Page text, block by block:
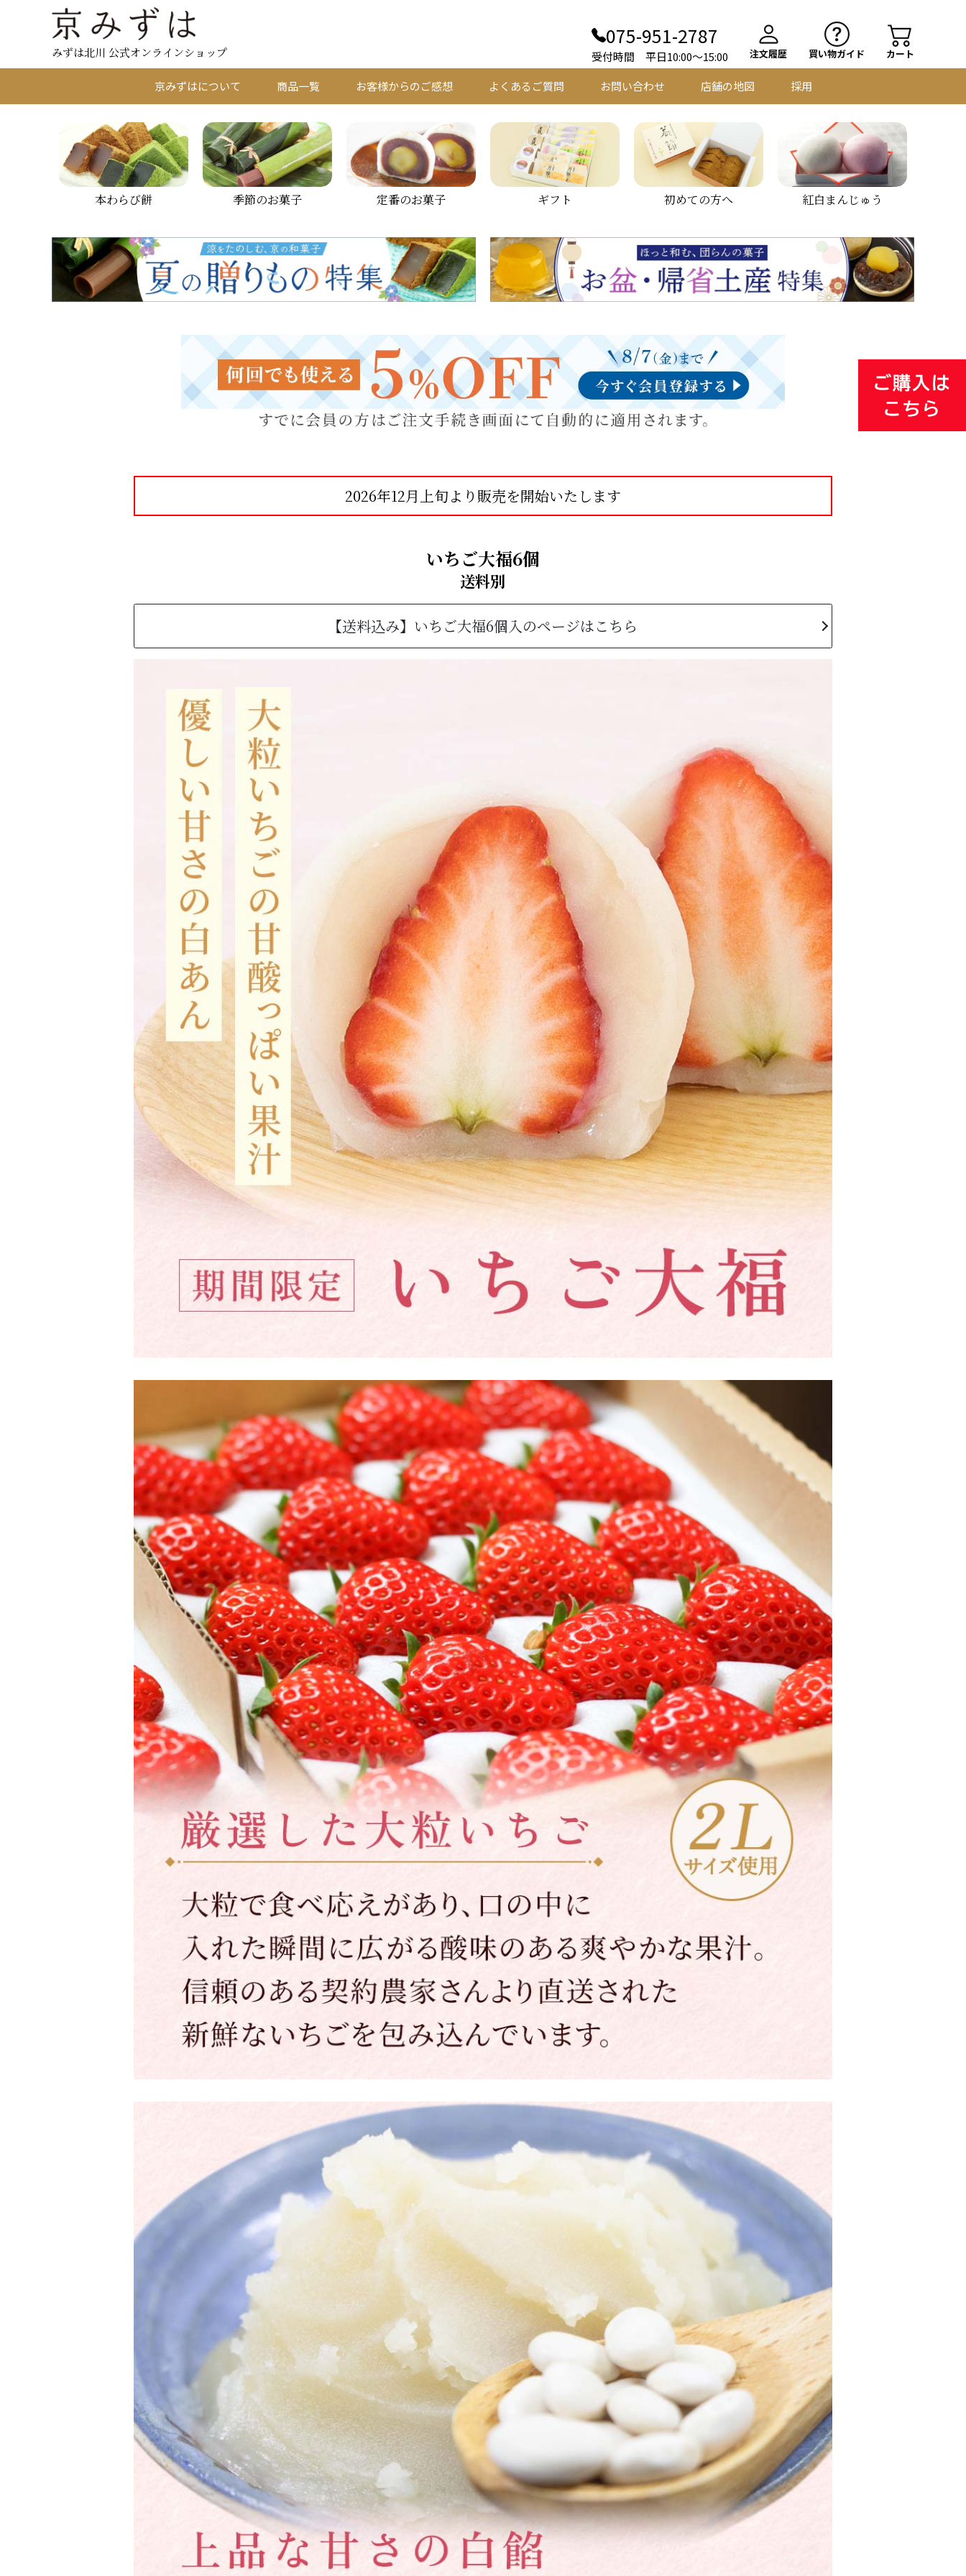
みずは北川 公式オンラインショップ
075-951-2787
受付時間 平日10:00～15:00 注文履歴 買い物ガイド カート
京みずはについて 商品一覧 お客様からのご感想 よくあるご質問 お問い合わせ 店舗の地図 採用
本わらび餅 季節のお菓子 定番のお菓子 ギフト 初めての方へ 紅白まんじゅう
2026年12月上旬より販売を開始いたします
いちご大福6個
送料別
【送料込み】いちご大福6個入のページはこちら